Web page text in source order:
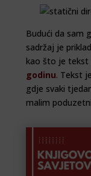
Budući da sam
sadržaj je
kao što je tekst
godinu. Tekst
gdje svaki
malim